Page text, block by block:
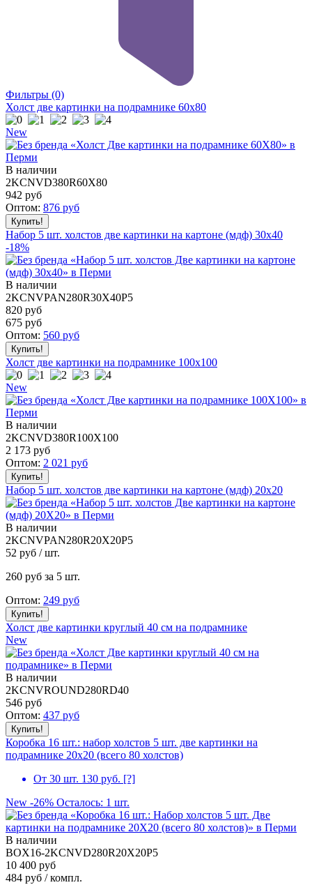
Фильтры (0)
Холст две картинки на подрамнике 60x80
New
В наличии
2KCNVD380R60X80
942 руб
Оптом: 876 руб
Набор 5 шт. холстов две картинки на картоне (мдф) 30x40
-18%
В наличии
2KCNVPAN280R30X40P5
820 руб
675 руб
Оптом: 560 руб
Холст две картинки на подрамнике 100x100
New
В наличии
2KCNVD380R100X100
2 173 руб
Оптом: 2 021 руб
Набор 5 шт. холстов две картинки на картоне (мдф) 20x20
В наличии
2KCNVPAN280R20X20P5
52 руб / шт.
260 руб за 5 шт.
Оптом: 249 руб
Холст две картинки круглый 40 см на подрамнике
New
В наличии
2KCNVROUND280RD40
546 руб
Оптом: 437 руб
Коробка 16 шт.: набор холстов 5 шт. две картинки на
подрамнике 20x20 (всего 80 холстов)
От 30 шт. 130 руб. [?]
New -26% Осталось: 1 шт.
В наличии
BOX16-2KCNVD280R20X20P5
10 400 руб
484 руб / компл.